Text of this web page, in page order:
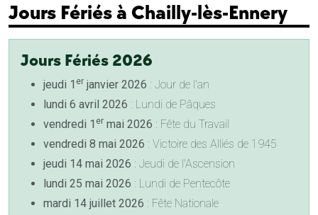
Jours Fériés à Chailly-lès-Ennery
Jours Fériés 2026
jeudi 1 er janvier 2026 : Jour de l'an
lundi 6 avril 2026 : Lundi de Pâques
vendredi 1 er mai 2026 : Fête du Travail
vendredi 8 mai 2026 : Victoire des Alliés de 1945
jeudi 14 mai 2026 : Jeudi de l'Ascension
lundi 25 mai 2026 : Lundi de Pentecôte
mardi 14 juillet 2026 : Fête Nationale